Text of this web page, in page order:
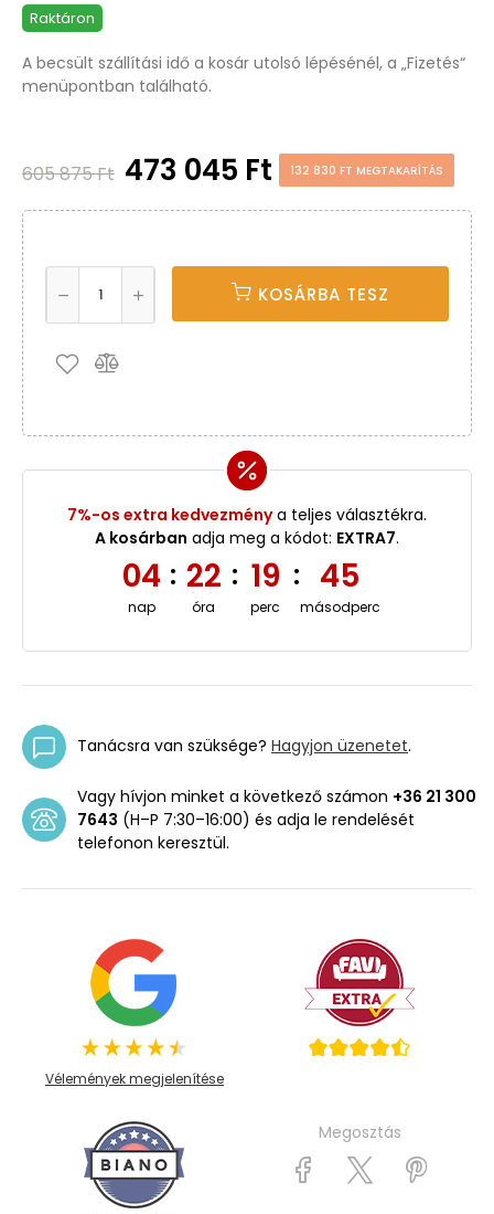
Raktáron
A becsült szállítási idő a kosár utolsó lépésénél, a „Fizetés“
menüpontban található.
605 875 Ft 473 045 Ft 132 830 FT MEGTAKARÍTÁS
KOSÁRBA TESZ
7%-os extra kedvezménya teljes választékra.
A kosárban adja meg a kódot: EXTRA7.
04
nap
: 22
óra
: 19
perc
: 45
másodperc
Tanácsra van szüksége? Hagyjon üzenetet.
Vagy hívjon minket a következő számon +36 21 300
7643 (H–P 7:30–16:00) és adja le rendelését
telefonon keresztül.
Vélemények megjelenítése
Megosztás